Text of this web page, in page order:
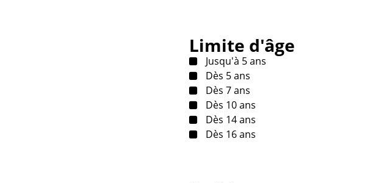
Limite d'âge
Jusqu'à 5 ans
Dès 5 ans
Dès 7 ans
Dès 10 ans
Dès 14 ans
Dès 16 ans